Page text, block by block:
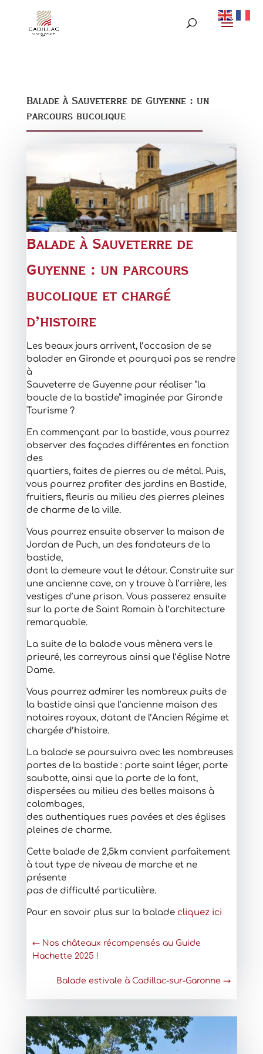
Balade à Sauveterre de Guyenne : un
parcours bucolique
Balade à Sauveterre de
Guyenne : un parcours
bucolique et chargé
d’histoire
Les beaux jours arrivent, l’occasion de se
balader en Gironde et pourquoi pas se rendre
à
Sauveterre de Guyenne pour réaliser “la
boucle de la bastide” imaginée par Gironde
Tourisme ?
En commençant par la bastide, vous pourrez
observer des façades différentes en fonction
des
quartiers, faites de pierres ou de métal. Puis,
vous pourrez profiter des jardins en Bastide,
fruitiers, fleuris au milieu des pierres pleines
de charme de la ville.
Vous pourrez ensuite observer la maison de
Jordan de Puch, un des fondateurs de la
bastide,
dont la demeure vaut le détour. Construite sur
une ancienne cave, on y trouve à l’arrière, les
vestiges d’une prison. Vous passerez ensuite
sur la porte de Saint Romain à l’architecture
remarquable.
La suite de la balade vous mènera vers le
prieuré, les carreyrous ainsi que l’église Notre
Dame.
Vous pourrez admirer les nombreux puits de
la bastide ainsi que l’ancienne maison des
notaires royaux, datant de l’Ancien Régime et
chargée d’histoire.
La balade se poursuivra avec les nombreuses
portes de la bastide : porte saint léger, porte
saubotte, ainsi que la porte de la font,
dispersées au milieu des belles maisons à
colombages,
des authentiques rues pavées et des églises
pleines de charme.
Cette balade de 2,5km convient parfaitement
à tout type de niveau de marche et ne
présente
pas de difficulté particulière.
Pour en savoir plus sur la balade cliquez ici
← Nos châteaux récompensés au Guide
Hachette 2025 !
Balade estivale à Cadillac-sur-Garonne →